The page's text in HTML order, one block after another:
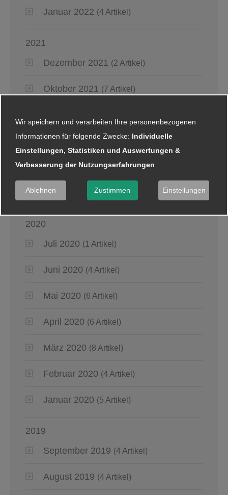
Januar 2022 (4 Artikel)
2021
Dezember 2021 (2 Artikel)
Oktober 2021 (7 Artikel)
August 2021 (5 Artikel)
Juli 2021 (2 Artikel)
Juni 2021 (5 Artikel)
2020
Juli 2020 (1 Artikel)
Juni 2020 (4 Artikel)
Mai 2020 (6 Artikel)
April 2020 (6 Artikel)
März 2020 (8 Artikel)
Februar 2020 (4 Artikel)
Januar 2020 (5 Artikel)
2019
September 2019 (4 Artikel)
August 2019 (4 Artikel)
Wir speichern und verarbeiten Ihre personenbezogenen
Informationen für folgende Zwecke: Individuelle
Einstellungen, Statistiken und Auswertungen &
Verbesserung der Nutzungserfahrungen
Ablehnen Zustimmen Einstellungen